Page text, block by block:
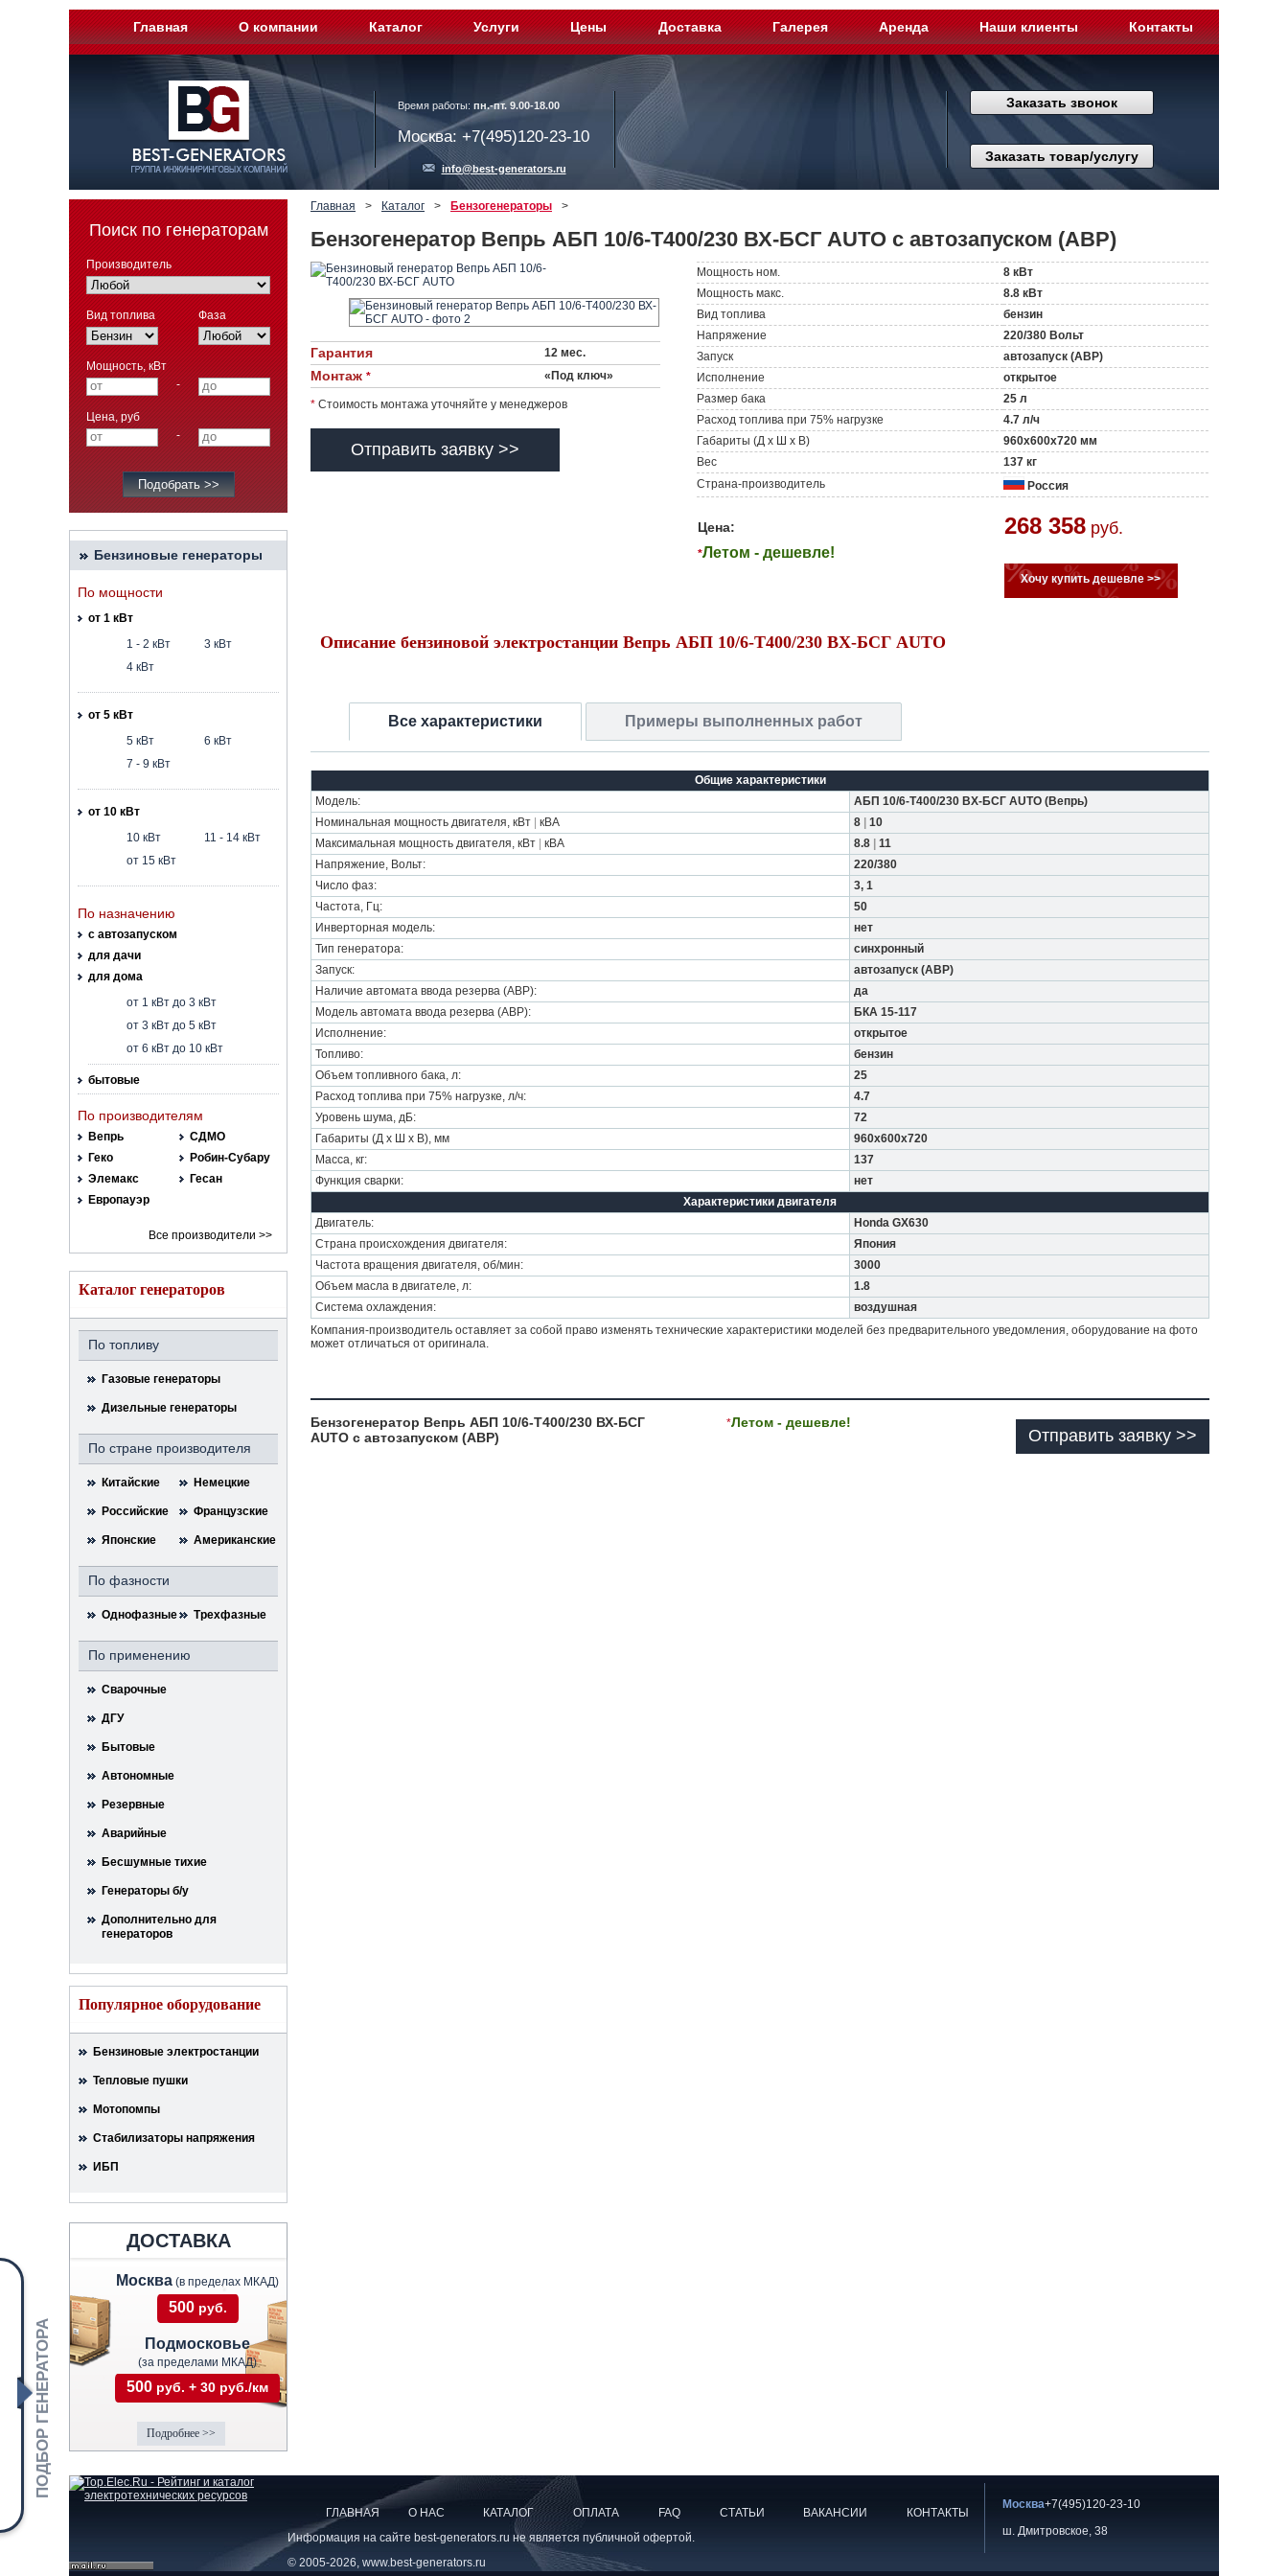
Главная О компании Каталог Услуги Цены Доставка Галерея Аренда Наши клиенты Контакты
Время работы: пн.-пт. 9.00-18.00
Москва: +7(495)120-23-10
info@best-generators.ru
Заказать звонок
Заказать товар/услугу
Поиск по генераторам
Производитель
Вид топлива Фаза
Мощность, кВт
-
Цена, руб
-
Бензиновые генераторы
По мощности
от 1 кВт
1 - 2 кВт
3 кВт
4 кВт
от 5 кВт
5 кВт
6 кВт
7 - 9 кВт
от 10 кВт
10 кВт
11 - 14 кВт
от 15 кВт
По назначению
с автозапуском
для дачи
для дома
от 1 кВт до 3 кВт
от 3 кВт до 5 кВт
от 6 кВт до 10 кВт
бытовые
По производителям
Вепрь
СДМО
Геко
Робин-Субару
Элемакс
Гесан
Европауэр
Все производители >>
Каталог генераторов
По топливу
Газовые генераторы
Дизельные генераторы
По стране производителя
Китайские Немецкие
Российские Французские
Японские Американские
По фазности
Однофазные Трехфазные
По применению
Сварочные
ДГУ
Бытовые
Автономные
Резервные
Аварийные
Бесшумные тихие
Генераторы б/у
Дополнительно для
генераторов
Популярное оборудование
Бензиновые электростанции
Тепловые пушки
Мотопомпы
Стабилизаторы напряжения
ИБП
ДОСТАВКА
Москва (в пределах МКАД)
500 руб.
Подмосковье
(за пределами МКАД)
500 руб. + 30 руб./км
Подробнее >>
Главная > Каталог > Бензогенераторы >
Бензогенератор Вепрь АБП 10/6-Т400/230 ВХ-БСГ AUTO с автозапуском (АВР)
Гарантия 12 мес.
Монтаж * «Под ключ»
* Стоимость монтажа уточняйте у менеджеров
Отправить заявку >>
Мощность ном.
8 кВт
Мощность макс.
8.8 кВт
Вид топлива
бензин
Напряжение
220/380 Вольт
Запуск
автозапуск (АВР)
Исполнение
открытое
Размер бака
25 л
Расход топлива при 75% нагрузке
4.7 л/ч
Габариты (Д х Ш х В)
960x600x720 мм
Вес
137 кг
Страна-производитель
Россия
Цена: 268 358 руб.
*Летом - дешевле!
Хочу купить дешевле >>
Описание бензиновой электростанции Вепрь АБП 10/6-Т400/230 ВХ-БСГ AUTO
Все характеристики Примеры выполненных работ
Общие характеристики
Модель:
АБП 10/6-Т400/230 ВХ-БСГ AUTO (Вепрь)
Номинальная мощность двигателя, кВт
кВА 8
10
Максимальная мощность двигателя, кВт
кВА 8.8
11
Напряжение, Вольт:
220/380
Число фаз:
3, 1
Частота, Гц:
50
Инверторная модель:
нет
Тип генератора:
синхронный
Запуск:
автозапуск (АВР)
Наличие автомата ввода резерва (АВР):
да
Модель автомата ввода резерва (ABP):
БКА 15-117
Исполнение:
открытое
Топливо:
бензин
Объем топливного бака, л:
25
Расход топлива при 75% нагрузке, л/ч:
4.7
Уровень шума, дБ:
72
Габариты (Д х Ш х В), мм
960x600x720
Масса, кг:
137
Функция сварки:
нет
Характеристики двигателя
Двигатель:
Honda GX630
Страна происхождения двигателя:
Япония
Частота вращения двигателя, об/мин:
3000
Объем масла в двигателе, л:
1.8
Система охлаждения:
воздушная
Компания-производитель оставляет за собой право изменять технические характеристики моделей без предварительного уведомления, оборудование на фото
может отличаться от оригинала.
Бензогенератор Вепрь АБП 10/6-Т400/230 ВХ-БСГ
AUTO с автозапуском (АВР)
*Летом - дешевле!
Отправить заявку >>
Москва+7(495)120-23-10
ш. Дмитровское, 38
ГЛАВНАЯ О НАС КАТАЛОГ ОПЛАТА FAQ СТАТЬИ ВАКАНСИИ
КОНТАКТЫ
Информация на сайте best-generators.ru не является публичной офертой.
© 2005-2026, www.best-generators.ru
ПОДБОР ГЕНЕРАТОРА